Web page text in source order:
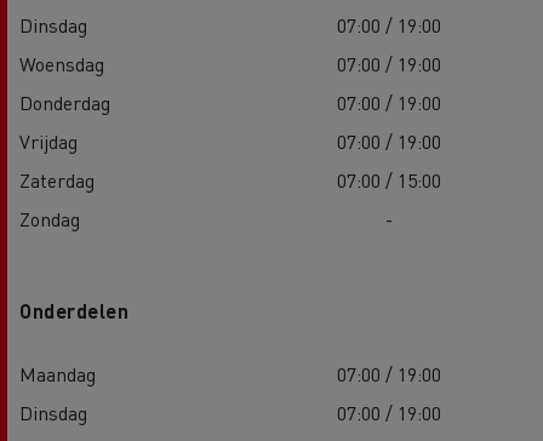
Dinsdag
07:00 / 19:00
Woensdag
07:00 / 19:00
Donderdag
07:00 / 19:00
Vrijdag
07:00 / 19:00
Zaterdag
07:00 / 15:00
Zondag
-
Onderdelen
Maandag
07:00 / 19:00
Dinsdag
07:00 / 19:00